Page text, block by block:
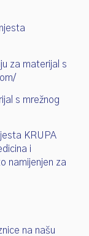
za materijal s
s mrežnog
KRUPA
i
namijenjen za
na našu